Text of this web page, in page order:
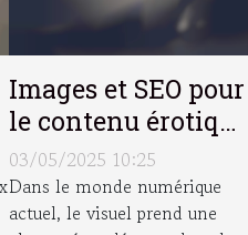
Images et SEO pour
le contenu érotique
optimisation pour
la recherche
visuelle
03/05/2025 10:25
Dans le monde numérique
actuel, le visuel prend une